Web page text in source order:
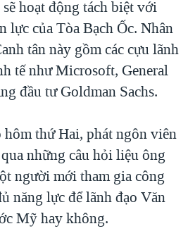
hoạt động tách biệt với
lực của Tòa Bạch Ốc. Nhân
tân này gồm các cựu lãnh
tế như Microsoft, General
đầu tư Goldman Sachs.
thứ Hai, phát ngôn viên
những câu hỏi liệu ông
người mới tham gia công
năng lực để lãnh đạo Văn
Mỹ hay không.